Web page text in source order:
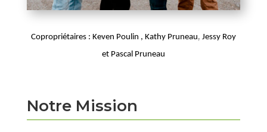
Copropriétaires : Keven Poulin , Kathy Pruneau, Jessy Roy
et Pascal Pruneau
Notre Mission